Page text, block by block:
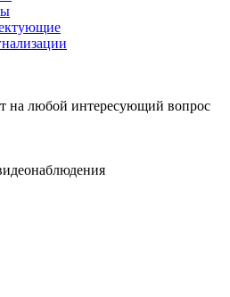
на любой интересующий вопрос